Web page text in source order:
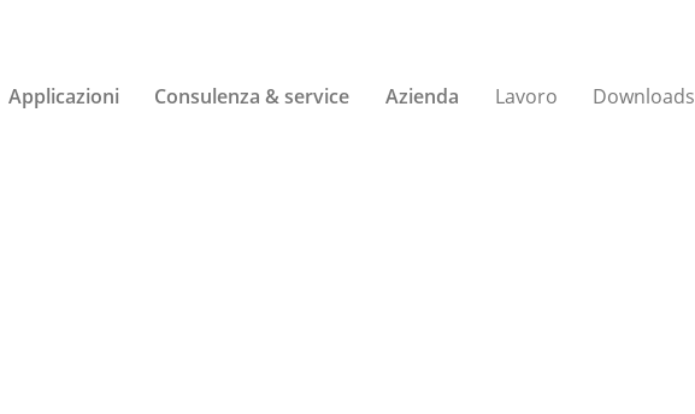
Applicazioni Consulenza & service Azienda Lavoro Downloads